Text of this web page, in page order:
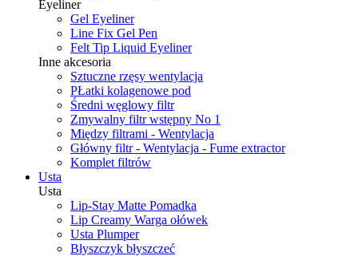
Eyeliner
Gel Eyeliner
Line Fix Gel Pen
Felt Tip Liquid Eyeliner
Inne akcesoria
Sztuczne rzęsy wentylacja
PŁatki kolagenowe pod
Średni węglowy filtr
Zmywalny filtr wstępny No 1
Między filtrami - Wentylacja
Główny filtr - Wentylacja - Fume extractor
Komplet filtrów
Usta
Usta
Lip-Stay Matte Pomadka
Lip Creamy Warga ołówek
Usta Plumper
Błyszczyk błyszczeć